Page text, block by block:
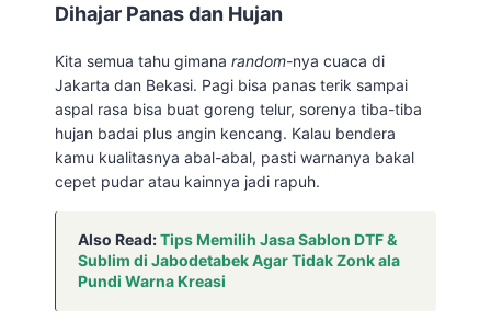
Dihajar Panas dan Hujan
Kita semua tahu gimana random-nya cuaca di
Jakarta dan Bekasi. Pagi bisa panas terik sampai
aspal rasa bisa buat goreng telur, sorenya tiba-tiba
hujan badai plus angin kencang. Kalau bendera
kamu kualitasnya abal-abal, pasti warnanya bakal
cepet pudar atau kainnya jadi rapuh.
Also Read:Tips Memilih Jasa Sablon DTF &
Sublim di Jabodetabek Agar Tidak Zonk ala
Pundi Warna Kreasi